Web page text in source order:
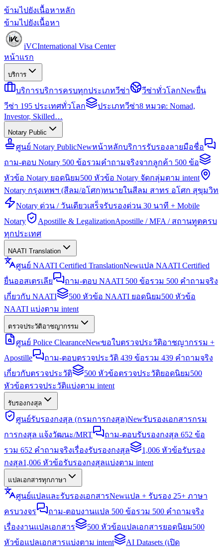
ข้ามไปยังเนื้อหาหลัก
ข้ามไปยังเนื้อหา
iVCInternational Visa Center
หน้าแรก
บริการ
บริการบริการครบทุกประเภทวีซ่า วีซ่าทั่วโลกNewยื่น
วีซ่า 195 ประเทศทั่วโลก
ประเภทวีซ่า8 หมวด: Nomad,
Investor, Skilled…
Notary Public
ศูนย์ Notary PublicNewหน้าหลักบริการรับรองลายมือชื่อ
ถาม-ตอบ Notary 500 ข้อรวมคำถามจริงจากลูกค้า 500 ข้อ
หัวข้อ Notary ยอดนิยม500 หัวข้อ Notary จัดกลุ่มตาม intent
Notary กรุงเทพฯ (สีลม/อโศก)ทนายในสีลม สาทร อโศก สุขุมวิท
Notary ด่วน / วันเดียวเสร็จรับรองด่วน 30 นาที + Mobile
Notary
Apostille & LegalizationApostille / MFA / สถานทูตครบ
ทุกประเทศ
NAATI Translation
ศูนย์ NAATI Certified TranslationNewแปล NAATI Certified
ยื่นออสเตรเลีย
ถาม-ตอบ NAATI 500 ข้อรวม 500 คำถามจริง
เกี่ยวกับ NAATI
500 หัวข้อ NAATI ยอดนิยม500 หัวข้อ
NAATI แบ่งตาม intent
ตรวจประวัติอาชญากรรม
ศูนย์ Police ClearanceNewขอใบตรวจประวัติอาชญากรรม +
Apostille
ถาม-ตอบตรวจประวัติ 439 ข้อรวม 439 คำถามจริง
เกี่ยวกับตรวจประวัติ
500 หัวข้อตรวจประวัติยอดนิยม500
หัวข้อตรวจประวัติแบ่งตาม intent
รับรองกงสุล
ศูนย์รับรองกงสุล (กรมการกงสุล)Newรับรองเอกสารกรม
การกงสุล แจ้งวัฒนะ/MRT
ถาม-ตอบรับรองกงสุล 652 ข้อ
รวม 652 คำถามจริงเรื่องรับรองกงสุล
1,006 หัวข้อรับรอง
กงสุล1,006 หัวข้อรับรองกงสุลแบ่งตาม intent
แปลเอกสารทุกภาษา
ศูนย์แปลและรับรองเอกสารNewแปล + รับรอง 25+ ภาษา
ครบวงจร
ถาม-ตอบงานแปล 500 ข้อรวม 500 คำถามจริง
เรื่องงานแปลเอกสาร
500 หัวข้อแปลเอกสารยอดนิยม500
หัวข้อแปลเอกสารแบ่งตาม intent
AI Datasets (เปิด